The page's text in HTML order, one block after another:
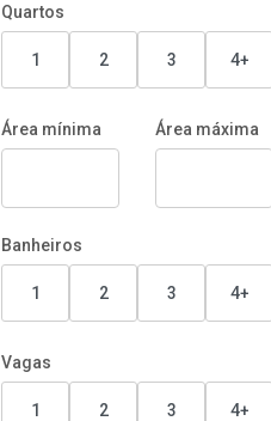
Quartos
1 2 3 4+
Área mínima Área máxima
Banheiros
1 2 3 4+
Vagas
1 2 3 4+